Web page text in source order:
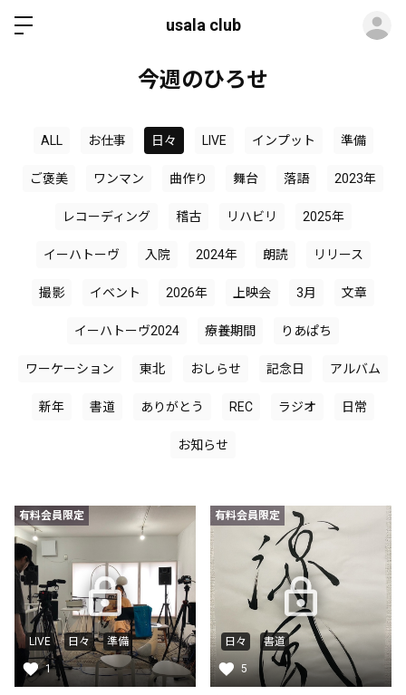
usala club
今週のひろせ
ALL お仕事 日々 LIVE インプット 準備
ご褒美 ワンマン 曲作り 舞台 落語 2023年
レコーディング 稽古 リハビリ 2025年
イーハトーヴ 入院 2024年 朗読 リリース
撮影 イベント 2026年 上映会 3月 文章
イーハトーヴ2024 療養期間 りあぱち
ワーケーション 東北 おしらせ 記念日 アルバム
新年 書道 ありがとう REC ラジオ 日常
お知らせ
有料会員限定
LIVE 日々 準備
1
有料会員限定
日々 書道
5